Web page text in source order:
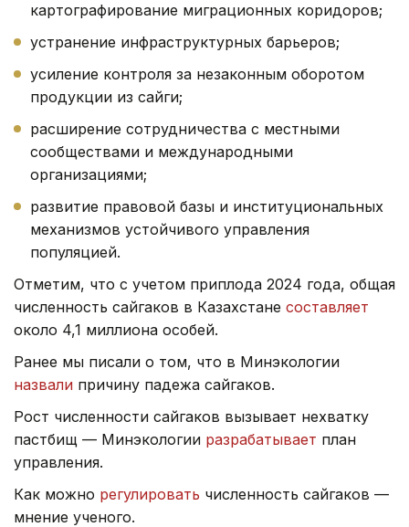
картографирование миграционных коридоров;
устранение инфраструктурных барьеров;
усиление контроля за незаконным оборотом
продукции из сайги;
расширение сотрудничества с местными
сообществами и международными
организациями;
развитие правовой базы и институциональных
механизмов устойчивого управления
популяцией.
Отметим, что с учетом приплода 2024 года, общая
численность сайгаков в Казахстане составляет
около 4,1 миллиона особей.
Ранее мы писали о том, что в Минэкологии
назвали причину падежа сайгаков.
Рост численности сайгаков вызывает нехватку
пастбищ — Минэкологии разрабатывает план
управления.
Как можно регулировать численность сайгаков —
мнение ученого.